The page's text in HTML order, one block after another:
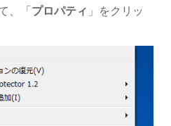
、「 プロパティ 」をクリッ